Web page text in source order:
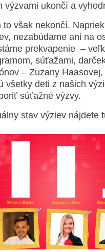
výzvami ukončí a
to však nekončí.
nezabúdame ani na
prekvapenie –
súťažami,
– Zuzany
všetky deti z našich
súťažné výzvy.
stav výziev nájdete